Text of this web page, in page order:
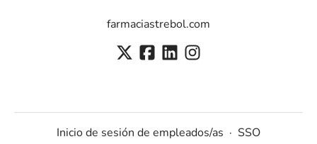
farmaciastrebol.com
Inicio de sesión de empleados/as · SSO